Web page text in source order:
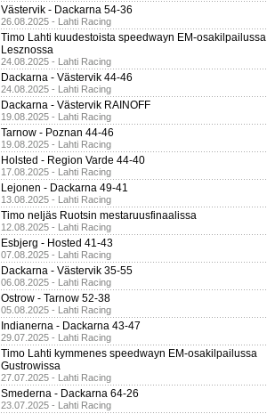
Västervik - Dackarna 54-36
26.08.2025 - Lahti Racing
Timo Lahti kuudestoista speedwayn EM-osakilpailussa
Lesznossa
24.08.2025 - Lahti Racing
Dackarna - Västervik 44-46
24.08.2025 - Lahti Racing
Dackarna - Västervik RAINOFF
19.08.2025 - Lahti Racing
Tarnow - Poznan 44-46
19.08.2025 - Lahti Racing
Holsted - Region Varde 44-40
17.08.2025 - Lahti Racing
Lejonen - Dackarna 49-41
13.08.2025 - Lahti Racing
Timo neljäs Ruotsin mestaruusfinaalissa
12.08.2025 - Lahti Racing
Esbjerg - Hosted 41-43
07.08.2025 - Lahti Racing
Dackarna - Västervik 35-55
06.08.2025 - Lahti Racing
Ostrow - Tarnow 52-38
05.08.2025 - Lahti Racing
Indianerna - Dackarna 43-47
29.07.2025 - Lahti Racing
Timo Lahti kymmenes speedwayn EM-osakilpailussa
Gustrowissa
27.07.2025 - Lahti Racing
Smederna - Dackarna 64-26
23.07.2025 - Lahti Racing